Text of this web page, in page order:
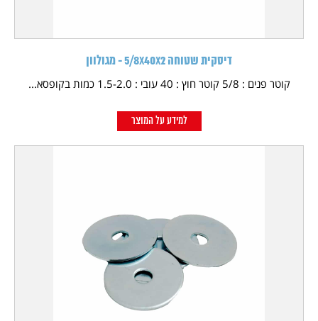
דיסקית שטוחה 5/8X40X2 - מגולוון
קוטר פנים : 5/8 קוטר חוץ : 40 עובי : 1.5-2.0 כמות בקופסא...
למידע על המוצר